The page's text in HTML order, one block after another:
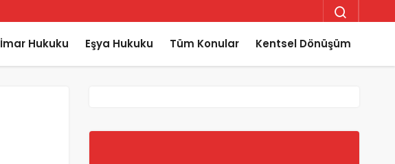
İmar Hukuku Eşya Hukuku Tüm Konular Kentsel Dönüşüm